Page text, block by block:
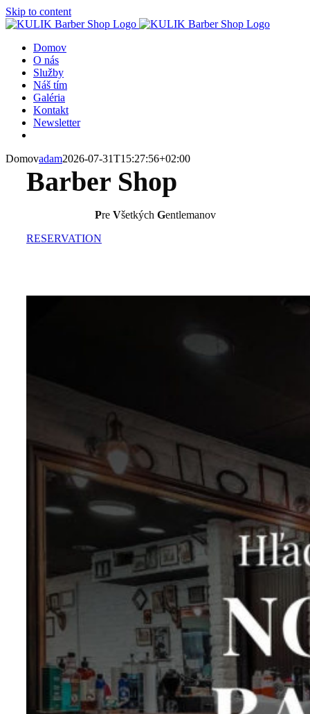
Skip to content
Domov
O nás
Služby
Náš tím
Galéria
Kontakt
Newsletter
Domovadam2026-07-31T15:27:56+02:00
Barber Shop
Pre Všetkých Gentlemanov
RESERVATION